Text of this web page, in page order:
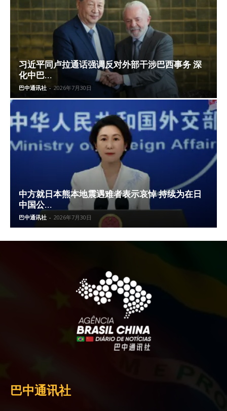
习近平同卢拉通话强调反对外部干涉巴西事务 深
化中巴...
巴中通讯社 - 2026年7月30日
中方就日本熊本地震遇难者表示哀悼 持续为在日
中国公...
巴中通讯社 - 2026年7月30日
巴中通讯社